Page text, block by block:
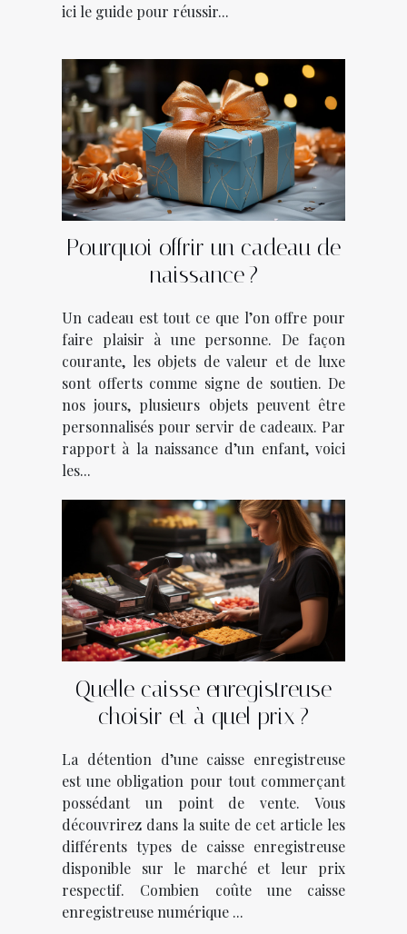
ici le guide pour réussir...
Pourquoi offrir un cadeau de
naissance ?
Un cadeau est tout ce que l’on offre pour
faire plaisir à une personne. De façon
courante, les objets de valeur et de luxe
sont offerts comme signe de soutien. De
nos jours, plusieurs objets peuvent être
personnalisés pour servir de cadeaux. Par
rapport à la naissance d’un enfant, voici
les...
Quelle caisse enregistreuse
choisir et à quel prix ?
La détention d’une caisse enregistreuse
est une obligation pour tout commerçant
possédant un point de vente. Vous
découvrirez dans la suite de cet article les
différents types de caisse enregistreuse
disponible sur le marché et leur prix
respectif. Combien coûte une caisse
enregistreuse numérique ...